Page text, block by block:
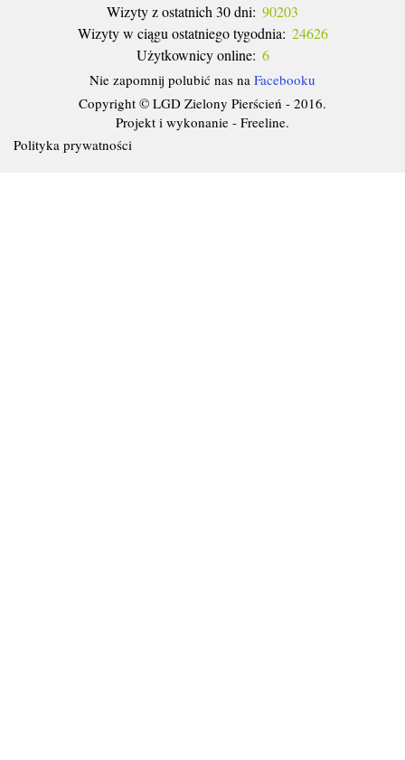
Wizyty z ostatnich 30 dni: 90203
Wizyty w ciągu ostatniego tygodnia: 24626
Użytkownicy online: 6
Nie zapomnij polubić nas na Facebooku
Copyright © LGD Zielony Pierścień - 2016.
Projekt i wykonanie - Freeline.
Polityka prywatności